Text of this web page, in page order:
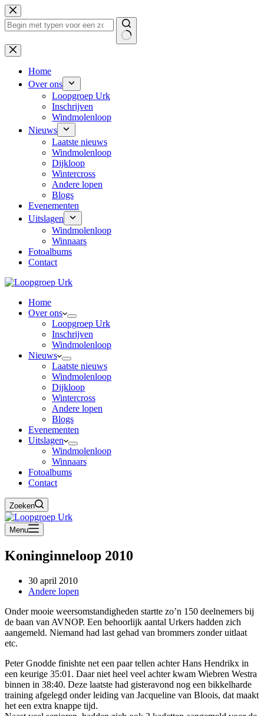
Ga
naar
de
Geen
resultaten
Home
Over ons
Loopgroep Urk
Inschrijven
Windmolenloop
Nieuws
Laatste nieuws
Windmolenloop
Dijkloop
Wintercross
Andere lopen
Blogs
Evenementen
Uitslagen
Windmolenloop
Winnaars
Fotoalbums
Contact
Home
Over ons
Loopgroep Urk
Inschrijven
Windmolenloop
Nieuws
Laatste nieuws
Windmolenloop
Dijkloop
Wintercross
Andere lopen
Blogs
Evenementen
Uitslagen
Windmolenloop
Winnaars
Fotoalbums
Contact
Zoeken
Menu
Koninginneloop 2010
30 april 2010
Andere lopen
Onder mooie weersomstandigheden startte zo’n 150 deelnemers bij
de baan van AVNOP. Een behoorlijk aantal Urkers hadden zich
aangemeld. Niemand had last gehad van brommers zonder uitlaat
etc.
Peter Gnodde finishte net een paar tellen achter Hans Hendrikx in
een keurige 35:01. Daar niet heel veel achter kwam Wiebren Westra
binnen in 38:40. Deze laatste had gisteravond nog een bikkelharde
training afgelegd onder leiding van Jacqueline van Bloois, dat maakt
het een extra knappe tijd.